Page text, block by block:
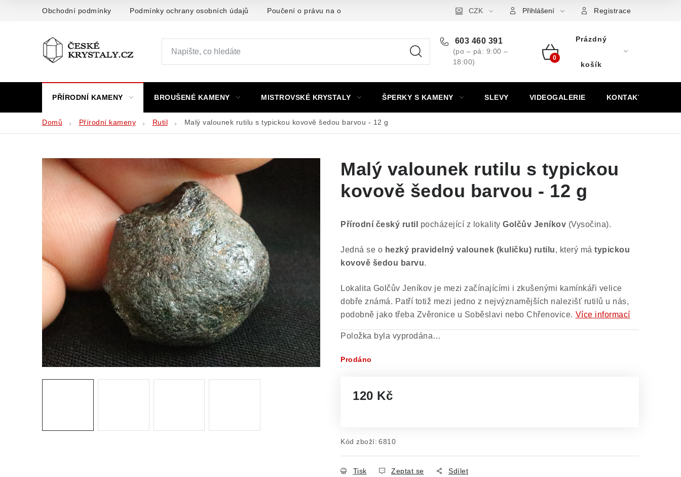
Obchodní podmínky Podmínky ochrany osobních údajů Poučení o právu na odstoupení od smlouvy Puncovní značky Výkup minerálů a drahých kamenů
CZK Přihlášení Registrace
603 460 391
(po – pá: 9:00 –
18:00)
Nákupní
Prázdný
košík
PŘÍRODNÍ KAMENY BROUŠENÉ KAMENY MISTROVSKÉ KRYSTALY ŠPERKY S KAMENY SLEVY VIDEOGALERIE KONTAKT
Domů Přírodní kameny Rutil Malý valounek rutilu s typickou kovově šedou barvou - 12 g
Malý valounek rutilu s typickou
kovově šedou barvou - 12 g
Přírodní český rutil pocházející z lokality Golčův Jeníkov (Vysočina).
Jedná se o hezký pravidelný valounek (kuličku) rutilu, který má typickou
kovově šedou barvu.
Lokalita Golčův Jeníkov je mezi začínajícími i zkušenými kamínkáři velice
dobře známá. Patří totiž mezi jedno z nejvýznamějších nalezišť rutilů u nás,
podobně jako třeba Zvěronice u Soběslavi nebo Chřenovice. Více informací
Položka byla vyprodána…
Prodáno
120 Kč
Kód zboží: 6810
Tisk Zeptat se Sdílet